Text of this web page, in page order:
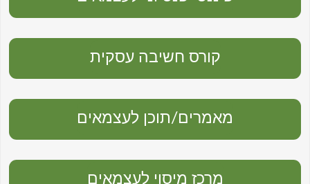
קורס חשיבה עסקית
מאמרים/תוכן לעצמאים
מרכז מיסוי לעצמאים